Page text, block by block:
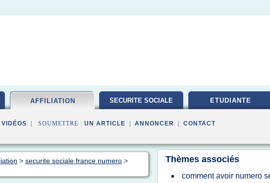
AFFILIATION SECURITE SOCIALE ETUDIANTE
| SOUMETTRE : UN ARTICLE ANNONCER CONTACT
> securite sociale france numero >
Thèmes associés
comment avoir numero